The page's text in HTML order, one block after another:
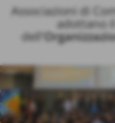
Associazioni di
adottano
dell